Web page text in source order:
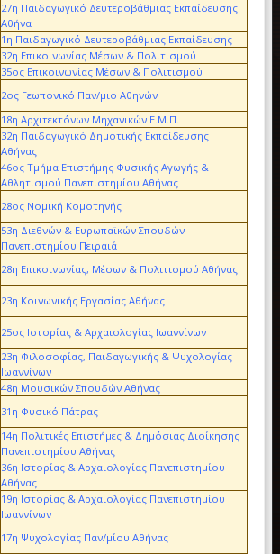
27η Παιδαγωγικό Δευτεροβάθμιας Εκπαίδευσης
Αθήνα
1η Παιδαγωγικό Δευτεροβάθμιας Εκπαίδευσης
32η Επικοινωνίας Μέσων & Πολιτισμού
35ος Επικοινωνίας Μέσων & Πολιτισμού
2ος Γεωπονικό Παν/μιο Αθηνών
18η Αρχιτεκτόνων Μηχανικών Ε.Μ.Π.
32η Παιδαγωγικό Δημοτικής Εκπαίδευσης
Αθήνας
46ος Τμήμα Επιστήμης Φυσικής Αγωγής &
Αθλητισμού Πανεπιστημίου Αθήνας
28ος Νομική Κομοτηνής
53η Διεθνών & Ευρωπαϊκών Σπουδών
Πανεπιστημίου Πειραιά
28η Επικοινωνίας, Μέσων & Πολιτισμού Αθήνας
23η Κοινωνικής Εργασίας Αθήνας
25ος Ιστορίας & Αρχαιολογίας Ιωαννίνων
23η Φιλοσοφίας, Παιδαγωγικής & Ψυχολογίας
Ιωαννίνων
48η Μουσικών Σπουδών Αθήνας
31η Φυσικό Πάτρας
14η Πολιτικές Επιστήμες & Δημόσιας Διοίκησης
Πανεπιστημίου Αθήνας
36η Ιστορίας & Αρχαιολογίας Πανεπιστημίου
Αθήνας
19η Ιστορίας & Αρχαιολογίας Πανεπιστημίου
Ιωαννίνων
17η Ψυχολογίας Παν/μίου Αθήνας